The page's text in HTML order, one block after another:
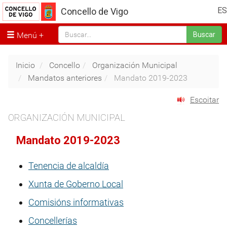
ES
Concello de Vigo
Menú Buscar
Inicio Concello
Organización Municipal
Mandatos anteriores
Mandato 2019-2023
Escoitar
ORGANIZACIÓN MUNICIPAL
Mandato 2019-2023
Tenencia de alcaldía
Xunta de Goberno Local
Comisións informativas
Concellerías